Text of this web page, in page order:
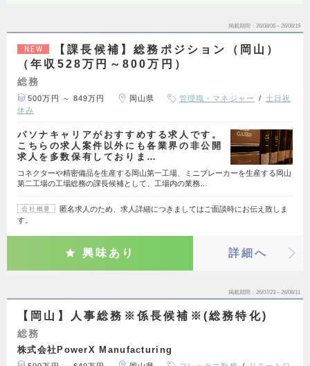
掲載期間 26/08/06～26/08/19
NEW
【課長候補】総務ポジション（岡山）
（年収528万円～800万円）
総務
500万円 ～ 849万円 岡山県 管理職・マネジャー
土日祝
休み
パソナキャリアがおすすめする求人です。
こちらの求人案件以外にも各業界の非公開
求人を多数保有しておりま…
コネクターや精密備品を生産する岡山第一工場、ミニブレーカーを生産する岡山
第二工場の工場総務の課長候補として、工場内の業務…
会社概要
匿名求人のため、求人詳細につきましてはご面談時にお伝え致しま
す。
興味あり 詳細へ
掲載期間 26/07/23～26/08/11
【岡山】人事総務※係長候補※(総務特化)
総務
株式会社PowerX Manufacturing